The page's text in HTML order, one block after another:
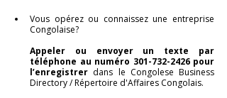
Vous opérez ou connaissez une entreprise
Congolaise?
Appeler ou envoyer un texte par
téléphone au numéro 301-732-2426 pour
l’enregistrer dans le Congolese Business
Directory / Répertoire d'Affaires Congolais.